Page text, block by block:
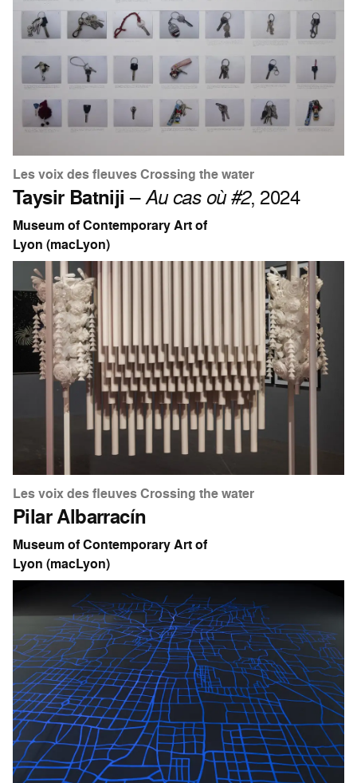
Les voix des fleuves Crossing the water
Taysir Batniji –Au cas où #2, 2024
Museum of Contemporary Art of
Lyon (macLyon)
Les voix des fleuves Crossing the water
Pilar Albarracín
Museum of Contemporary Art of
Lyon (macLyon)